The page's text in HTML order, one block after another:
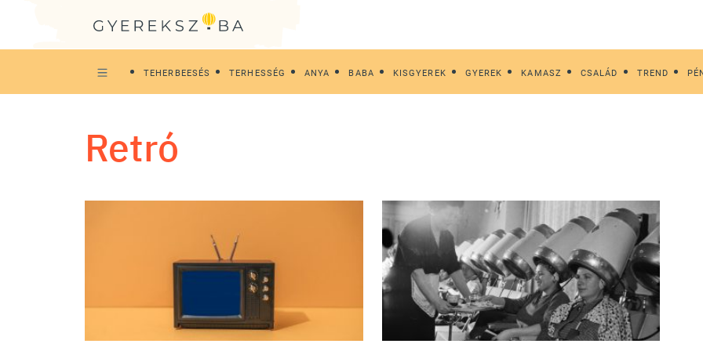
TEHERBEESÉS TERHESSÉG ANYA BABA KISGYEREK GYEREK KAMASZ CSALÁD TREND
retró